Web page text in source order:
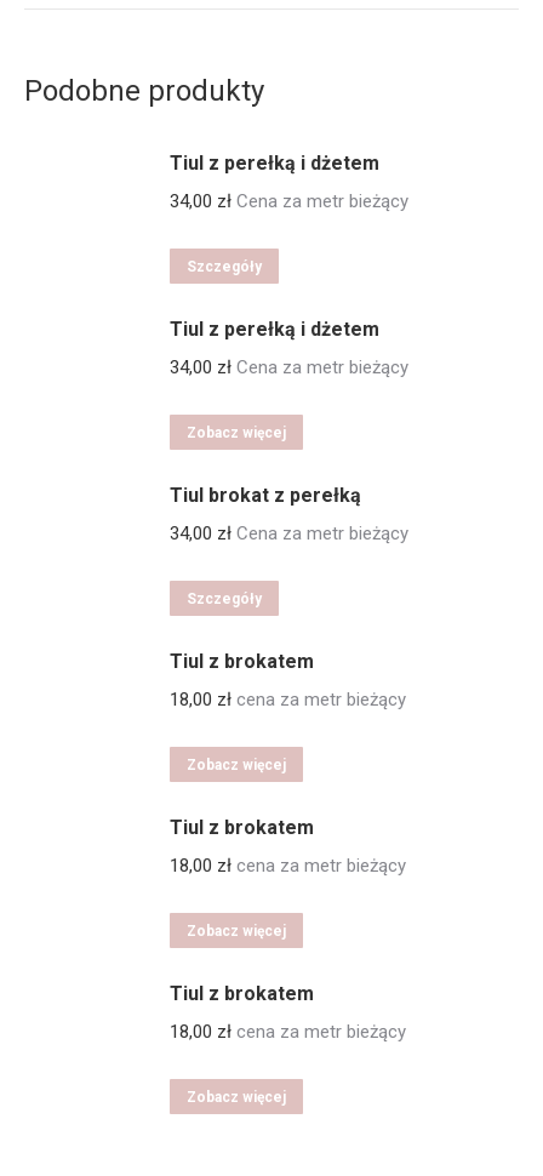
Podobne produkty
Tiul z perełką i dżetem
34,00 zł Cena za metr bieżący
Szczegóły
Tiul z perełką i dżetem
34,00 zł Cena za metr bieżący
Zobacz więcej
Tiul brokat z perełką
34,00 zł Cena za metr bieżący
Szczegóły
Tiul z brokatem
18,00 zł cena za metr bieżący
Zobacz więcej
Tiul z brokatem
18,00 zł cena za metr bieżący
Zobacz więcej
Tiul z brokatem
18,00 zł cena za metr bieżący
Zobacz więcej